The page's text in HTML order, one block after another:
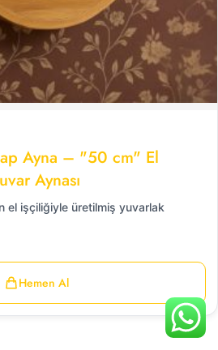
Ayna – "50 cm" El
Aynası
el işçiliğiyle üretilmiş yuvarlak
Hemen Al